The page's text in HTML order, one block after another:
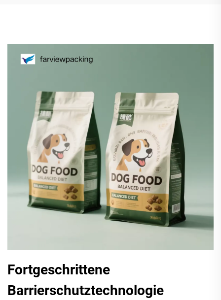
Fortgeschrittene
Barrierschutztechnologie